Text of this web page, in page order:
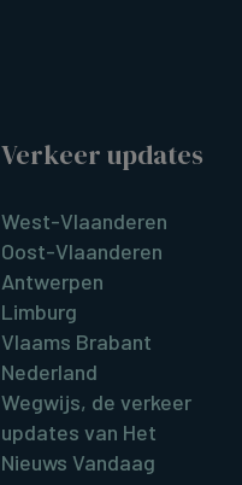
Verkeer updates
West-Vlaanderen
Oost-Vlaanderen
Antwerpen
Limburg
Vlaams Brabant
Nederland
Wegwijs, de verkeer
updates van Het
Nieuws Vandaag